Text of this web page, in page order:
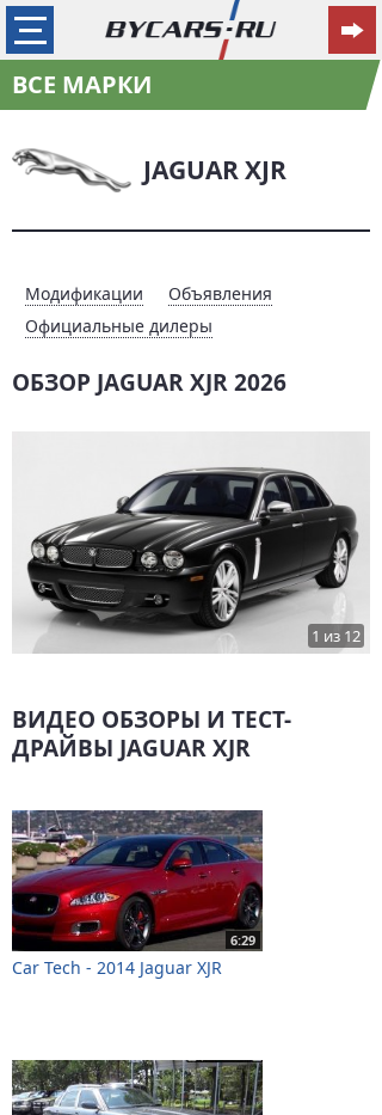
ВСЕ МАРКИ
JAGUAR XJR
Модификации
Объявления
Официальные дилеры
ОБЗОР JAGUAR XJR 2026
1 из 12
ВИДЕО ОБЗОРЫ И ТЕСТ-
ДРАЙВЫ JAGUAR XJR
6:29
Car Tech - 2014 Jaguar XJR